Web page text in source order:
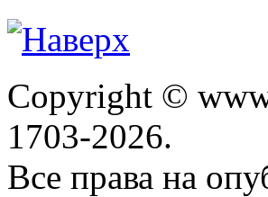
Copyright ©
1703-2026.
Все права на